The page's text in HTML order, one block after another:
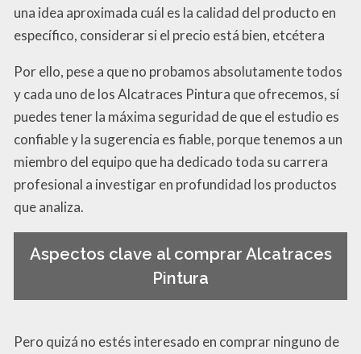
una idea aproximada cuál es la calidad del producto en
específico, considerar si el precio está bien, etcétera
Por ello, pese a que no probamos absolutamente todos
y cada uno de los Alcatraces Pintura que ofrecemos, sí
puedes tener la máxima seguridad de que el estudio es
confiable y la sugerencia es fiable, porque tenemos a un
miembro del equipo que ha dedicado toda su carrera
profesional a investigar en profundidad los productos
que analiza.
Aspectos clave al comprar Alcatraces
Pintura
Pero quizá no estés interesado en comprar ninguno de